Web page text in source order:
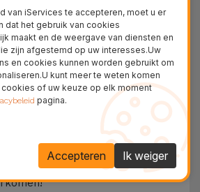
meer en het nieuwste model
iPhone 16eniPhone 17.
met de
hoesjes hebben een
constructie met een
om ongelukken en
van iServices te accepteren, moet u er
dat het gebruik van cookies
maakt en de weergave van diensten en
zijn afgestemd op uw interesses.Uw
en cookies kunnen worden gebruikt om
kunt meer te weten komen
of uw keuze op elk moment
pagina.
Ik weiger
Accepteren